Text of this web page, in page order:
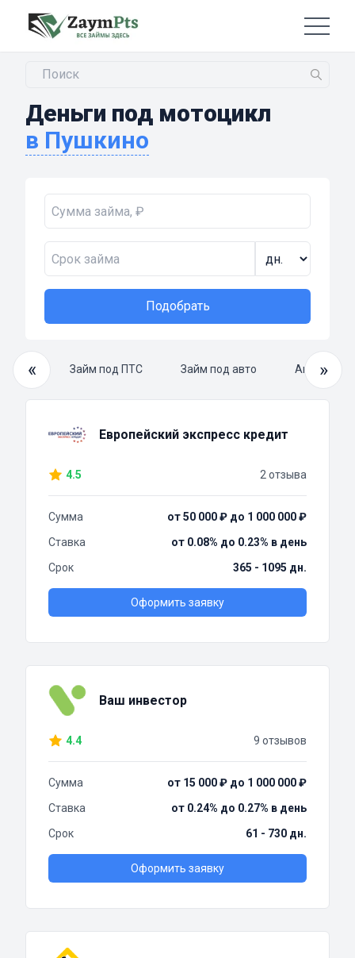
Деньги под мотоцикл
в Пушкино
Подобрать
«
займ Займ под ПТС Займ под авто »
Европейский экспресс кредит
4.5 2 отзыва
Сумма
от 50 000 ₽ до 1 000 000 ₽
Ставка
от 0.08% до 0.23% в день
Срок
365 - 1095 дн.
Оформить заявку
Ваш инвестор
4.4 9 отзывов
Сумма
от 15 000 ₽ до 1 000 000 ₽
Ставка
от 0.24% до 0.27% в день
Срок
61 - 730 дн.
Оформить заявку